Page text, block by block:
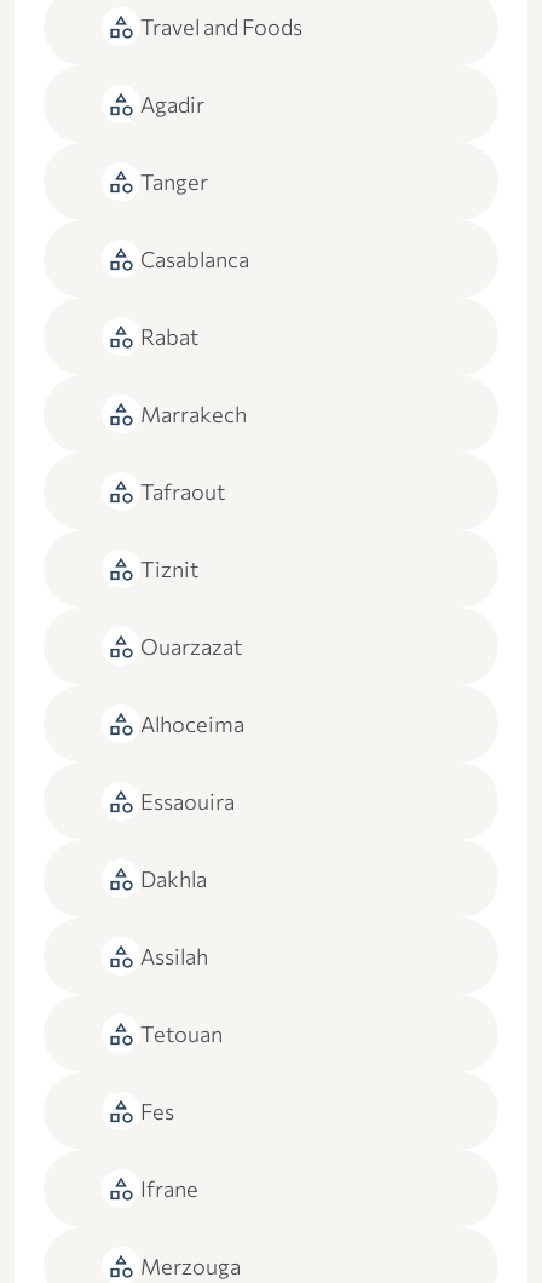
category Travel and Foods
category Agadir
category Tanger
category Casablanca
category Rabat
category Marrakech
category Tafraout
category Tiznit
category Ouarzazat
category Alhoceima
category Essaouira
category Dakhla
category Assilah
category Tetouan
category Fes
category Ifrane
category Merzouga